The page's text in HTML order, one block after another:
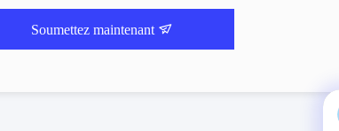
Soumettez maintenant